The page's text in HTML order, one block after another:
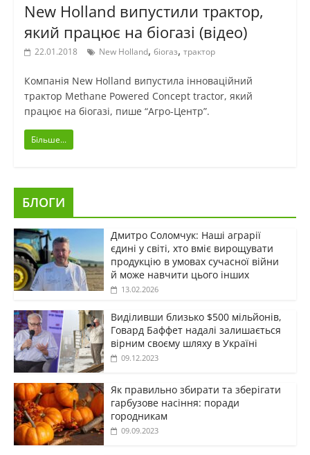
New Holland випустили трактор,
який працює на біогазі (відео)
22.01.2018 New Holland, біогаз, трактор
Компанія New Holland випустила інноваційний
трактор Methane Powered Concept tractor, який
працює на біогазі, пише “Агро-Центр”.
Більше...
БЛОГИ
Дмитро Соломчук: Наші аграрії
єдині у світі, хто вміє вирощувати
продукцію в умовах сучасної війни
й може навчити цього інших
13.02.2026
Виділивши близько $500 мільйонів,
Говард Баффет надалі залишається
вірним своєму шляху в Україні
09.12.2023
Як правильно збирати та зберігати
гарбузове насіння: поради
городникам
09.09.2023